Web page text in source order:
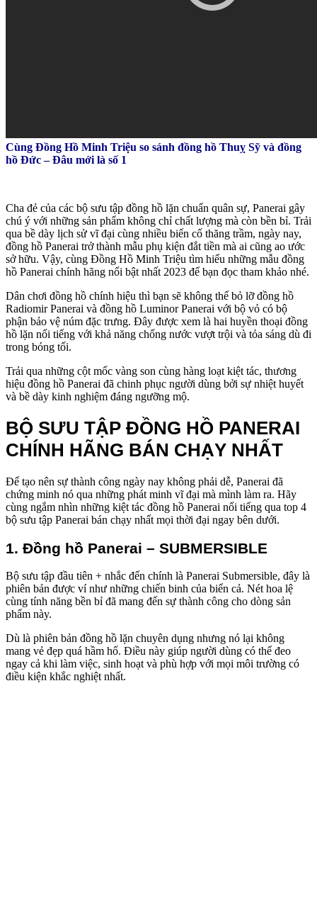
Cùng Đồng Hồ Minh Triệu so sánh đồng hồ Thuỵ Sỹ và đồng
hồ Đức – Đâu mới là số 1
Cha đẻ của các bộ sưu tập đồng hồ lặn chuẩn quân sự, Panerai gây
chú ý với những sản phẩm không chỉ chất lượng mà còn bền bỉ. Trải
qua bề dày lịch sử vĩ đại cùng nhiều biến cố thăng trầm, ngày nay,
đồng hồ Panerai trở thành mẫu phụ kiện đắt tiền mà ai cũng ao ước
sở hữu. Vậy, cùng Đồng Hồ Minh Triệu tìm hiểu những mẫu đồng
hồ Panerai chính hãng nổi bật nhất 2023 để bạn đọc tham khảo nhé.
Dân chơi đồng hồ chính hiệu thì bạn sẽ không thể bỏ lỡ đồng hồ
Radiomir Panerai và đồng hồ Luminor Panerai với bộ vỏ có bộ
phận bảo vệ núm đặc trưng. Đây được xem là hai huyền thoại đồng
hồ lặn nổi tiếng với khả năng chống nước vượt trội và tỏa sáng dù đi
trong bóng tối.
Trải qua những cột mốc vàng son cùng hàng loạt kiệt tác, thương
hiệu đồng hồ Panerai đã chinh phục người dùng bởi sự nhiệt huyết
và bề dày kinh nghiệm đáng ngưỡng mộ.
BỘ SƯU TẬP ĐỒNG HỒ PANERAI
CHÍNH HÃNG BÁN CHẠY NHẤT
Để tạo nên sự thành công ngày nay không phải dễ, Panerai đã
chứng minh nó qua những phát minh vĩ đại mà mình làm ra. Hãy
cùng ngắm nhìn những kiệt tác đồng hồ Panerai nổi tiếng qua top 4
bộ sưu tập Panerai bán chạy nhất mọi thời đại ngay bên dưới.
1. Đồng hồ Panerai – SUBMERSIBLE
Bộ sưu tập đầu tiên + nhắc đến chính là Panerai Submersible, đây là
phiên bản được ví như những chiến binh của biển cả. Nét hoa lệ
cùng tính năng bền bỉ đã mang đến sự thành công cho dòng sản
phẩm này.
Dù là phiên bản đồng hồ lặn chuyên dụng nhưng nó lại không
mang vẻ đẹp quá hầm hố. Điều này giúp người dùng có thể đeo
ngay cả khi làm việc, sinh hoạt và phù hợp với mọi môi trường có
điều kiện khắc nghiệt nhất.